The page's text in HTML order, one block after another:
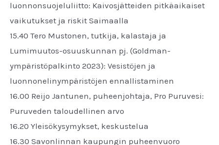
luonnonsuojeluliitto: Kaivosjätteiden pitkäaikaiset
vaikutukset ja riskit Saimaalla
15.40 Tero Mustonen, tutkija, kalastaja ja
Lumimuutos-osuuskunnan pj. (Goldman-
ympäristöpalkinto 2023): Vesistöjen ja
luonnonelinympäristöjen ennallistaminen
16.00 Reijo Jantunen, puheenjohtaja, Pro Puruvesi:
Puruveden taloudellinen arvo
16.20 Yleisökysymykset, keskustelua
16.30 Savonlinnan kaupungin puheenvuoro